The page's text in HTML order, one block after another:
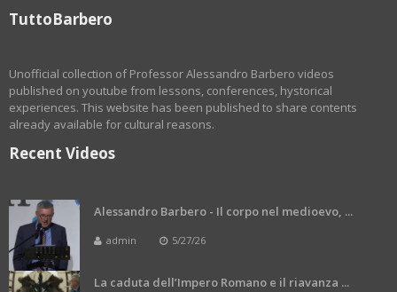
TuttoBarbero
Unofficial collection of Professor Alessandro Barbero videos
published on youtube from lessons, conferences, hystorical
experiences. This website has been published to share contents
already available for cultural reasons.
Recent Videos
Alessandro Barbero - Il corpo nel medioevo, ...
admin 5/27/26
La caduta dell’Impero Romano e il riavanza ...